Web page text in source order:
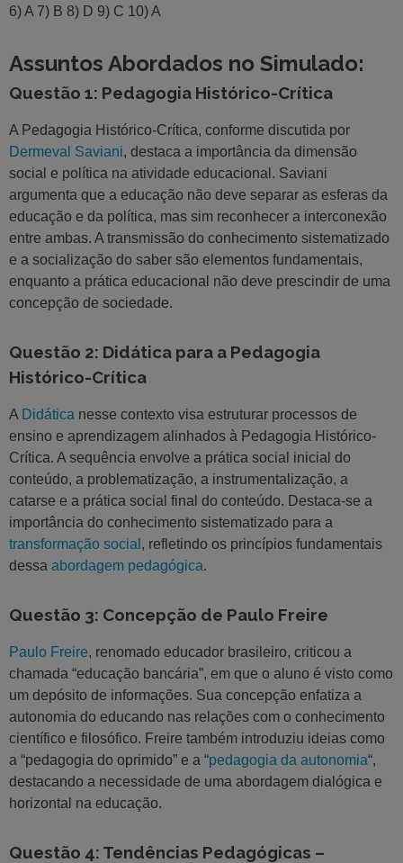
6) A 7) B 8) D 9) C 10) A
Assuntos Abordados no Simulado:
Questão 1: Pedagogia Histórico-Crítica
A Pedagogia Histórico-Crítica, conforme discutida por
Dermeval Saviani, destaca a importância da dimensão
social e política na atividade educacional. Saviani
argumenta que a educação não deve separar as esferas da
educação e da política, mas sim reconhecer a interconexão
entre ambas. A transmissão do conhecimento sistematizado
e a socialização do saber são elementos fundamentais,
enquanto a prática educacional não deve prescindir de uma
concepção de sociedade.
Questão 2: Didática para a Pedagogia
Histórico-Crítica
A Didática nesse contexto visa estruturar processos de
ensino e aprendizagem alinhados à Pedagogia Histórico-
Crítica. A sequência envolve a prática social inicial do
conteúdo, a problematização, a instrumentalização, a
catarse e a prática social final do conteúdo. Destaca-se a
importância do conhecimento sistematizado para a
transformação social , refletindo os princípios fundamentais
dessa abordagem pedagógica.
Questão 3: Concepção de Paulo Freire
Paulo Freire, renomado educador brasileiro, criticou a
chamada “educação bancária”, em que o aluno é visto como
um depósito de informações. Sua concepção enfatiza a
autonomia do educando nas relações com o conhecimento
científico e filosófico. Freire também introduziu ideias como
a “pedagogia do oprimido” e a “pedagogia da autonomia“,
destacando a necessidade de uma abordagem dialógica e
horizontal na educação.
Questão 4: Tendências Pedagógicas –